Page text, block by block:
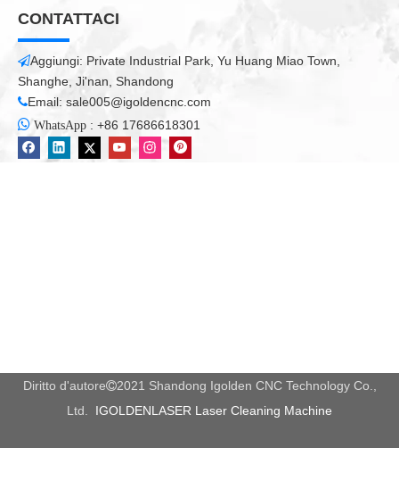
CONTATTACI
Aggiungi: Private Industrial Park, Yu Huang Miao Town,
Shanghe, Ji'nan, Shandong
Email: sale005@igoldencnc.com
 WhatsApp : +86 17686618301
Diritto d'autore2021 Shandong Igolden CNC Technology Co.,
Ltd. IGOLDENLASER Laser Cleaning Machine